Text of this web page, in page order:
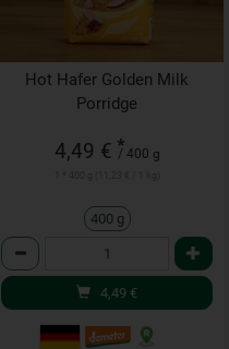
Hot Hafer Golden Milk
Porridge
4,49 € *
/ 400 g
400 g
Anzahl
4,49 €